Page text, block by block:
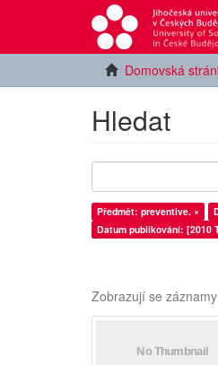
Domovská
Hledat
Předmět: preventive. ×
Datum publikování: [2010
Zobrazují se